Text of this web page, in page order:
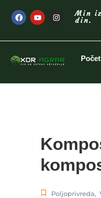
Min
din.
Poljoprivreda,